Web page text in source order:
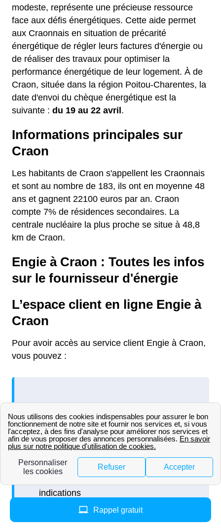
modeste, représente une précieuse ressource
face aux défis énergétiques. Cette aide permet
aux Craonnais en situation de précarité
énergétique de régler leurs factures d'énergie ou
de réaliser des travaux pour optimiser la
performance énergétique de leur logement. À de
Craon, située dans la région Poitou-Charentes, la
date d'envoi du chèque énergétique est la
suivante : du 19 au 22 avril.
Informations principales sur
Craon
Les habitants de Craon s'appellent les Craonnais
et sont au nombre de 183, ils ont en moyenne 48
ans et gagnent 22100 euros par an. Craon
compte 7% de résidences secondaires. La
centrale nucléaire la plus proche se situe à 48,8
km de Craon.
Engie à Craon : Toutes les infos
sur le fournisseur d'énergie
L’espace client en ligne Engie à
Craon
Pour avoir accès au service client Engie à Craon,
vous pouvez :
Rappel gratuit